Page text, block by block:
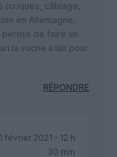
(criques, câblage,
en Allemagne,
de faire un
la vache à lait pour
RÉPONDRE
février 2021 - 12 h
30 min